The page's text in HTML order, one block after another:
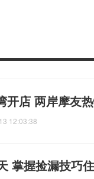
开店 两岸摩友
12:03:38
掌握捡漏技巧